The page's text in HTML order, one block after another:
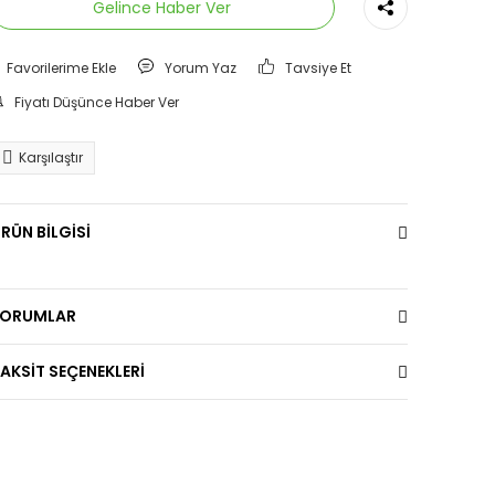
Gelince Haber Ver
Yorum Yaz
Tavsiye Et
Fiyatı Düşünce Haber Ver
Karşılaştır
BİLGİSİ
SEÇENEKLERİ